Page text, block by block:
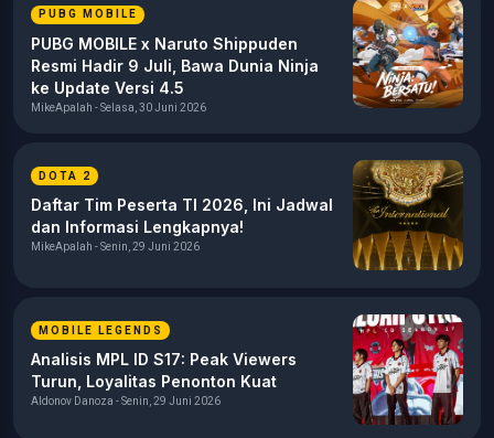
PUBG MOBILE
PUBG MOBILE x Naruto Shippuden
Resmi Hadir 9 Juli, Bawa Dunia Ninja
ke Update Versi 4.5
MikeApalah - Selasa, 30 Juni 2026
DOTA 2
Daftar Tim Peserta TI 2026, Ini Jadwal
dan Informasi Lengkapnya!
MikeApalah - Senin, 29 Juni 2026
MOBILE LEGENDS
Analisis MPL ID S17: Peak Viewers
Turun, Loyalitas Penonton Kuat
Aldonov Danoza - Senin, 29 Juni 2026